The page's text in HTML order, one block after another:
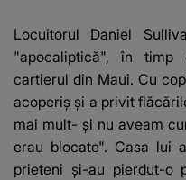
Locuitorul Daniel
"apocaliptică", în timp
cartierul din Maui. Cu
acoperiș și a privit
mai mult- și nu aveam
erau blocate". Casa lui
prieteni și-au pierdut-